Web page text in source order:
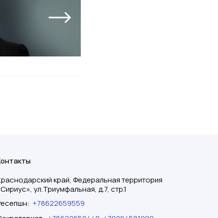
край, Федеральная территория
ул.Триумфальная, д.7, стр.1
: +78622659559